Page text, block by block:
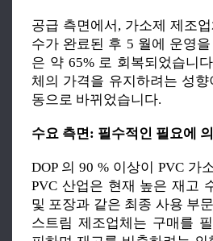
공급 측면에서, 가소제 제조
수가 완료된 후 5 월에 운영
은 약 65% 로 회복되었습니
체의 가격을 유지하려는 성
동으로 바뀌었습니다.
수요 측면: 필수적인 필요에
DOP 의 90 % 이상이 PVC 가
PVC 산업은 현재 높은 재고
및 포장과 같은 최종 사용 부
스트림 제조업체는 구매를